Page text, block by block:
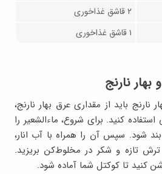
۲ قاشق غذاخوری
۱ قاشق غذاخوری
بهار نارنج
نارنج باید از مقداری عرق بهار نارنج،
کنید. برای شروع، ماءالشعیر را
بند شود. سپس آن را همراه با آب انار،
ترش تازه و شکر در مخلوط‌کن بریزید.